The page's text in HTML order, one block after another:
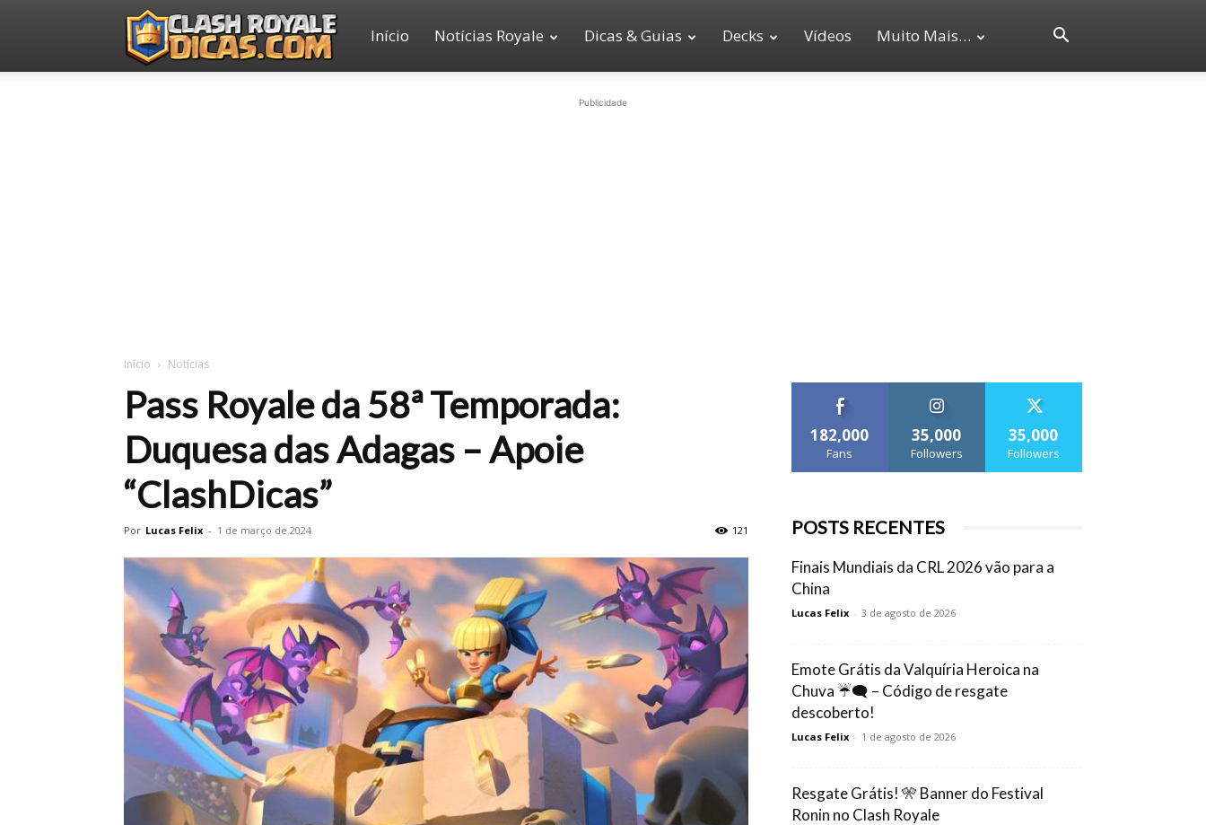
Clash
Início Notícias Royale Dicas & Guias Decks Vídeos Muito Mais…
Publicidade
Início Notícias
Pass Royale da 58ª Temporada:
Duquesa das Adagas – Apoie
“ClashDicas”
Por Lucas Felix - 1 de março de 2024 121
182,000
Fans
35,000
Followers
35,000
Followers
POSTS RECENTES
Finais Mundiais da CRL 2026 vão para a
China
Lucas Felix - 3 de agosto de 2026
Emote Grátis da Valquíria Heroica na
Chuva ☔🗨️ – Código de resgate
descoberto!
Lucas Felix - 1 de agosto de 2026
Resgate Grátis! 🎌 Banner do Festival
Ronin no Clash Royale